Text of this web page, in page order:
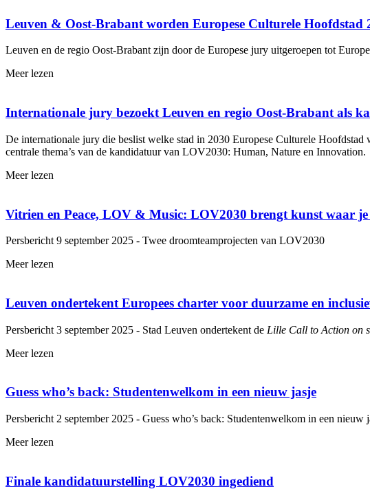
Leuven & Oost-Brabant worden Europese Culturele Hoofdstad
Leuven en de regio Oost-Brabant zijn door de Europese jury uitgeroepen tot
Meer lezen
In­ter­na­ti­o­na­le jury bezoekt Leuven en regio Oost-Brabant als
De internationale jury die beslist welke stad in 2030 Europese Culturele
centrale thema’s van de kandidatuur van LOV2030: Human, Nature en Innovation.
Meer lezen
Vitrien en Peace, LOV & Music: LOV2030 brengt kunst waar
Persbericht 9 september 2025 - Twee droomteamprojecten van LOV2030
Meer lezen
Leuven ondertekent Europees charter voor duurzame en
Persbericht 3 september 2025 - Stad Leuven ondertekent de Lille Call to Action on
Meer lezen
Guess who’s back: Stu­den­ten­wel­kom in een nieuw jasje
Persbericht 2 september 2025 - Guess who’s back: Studentenwelkom in een nieuw
Meer lezen
Finale kan­di­da­tuur­stel­ling LOV2030 ingediend